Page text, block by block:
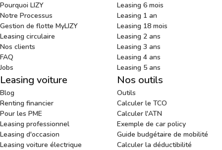
Pourquoi LIZY
Notre Processus
Gestion de flotte MyLIZY
Leasing circulaire
Nos clients
FAQ
Jobs
Leasing 6 mois
Leasing 1 an
Leasing 18 mois
Leasing 2 ans
Leasing 3 ans
Leasing 4 ans
Leasing 5 ans
Leasing voiture
Blog
Renting financier
Pour les PME
Leasing professionnel
Leasing d'occasion
Leasing voiture électrique
Nos outils
Outils
Calculer le TCO
Calculer l'ATN
Exemple de car policy
Guide budgétaire de mobilité
Calculer la déductibilité